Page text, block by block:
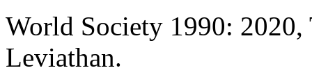
World Society 1990: 2020,
Leviathan.